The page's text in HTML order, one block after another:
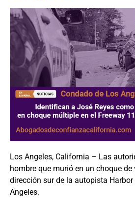
Los Angeles, California – Las
hombre que murió en un choque
dirección sur de la autopista
Angeles.